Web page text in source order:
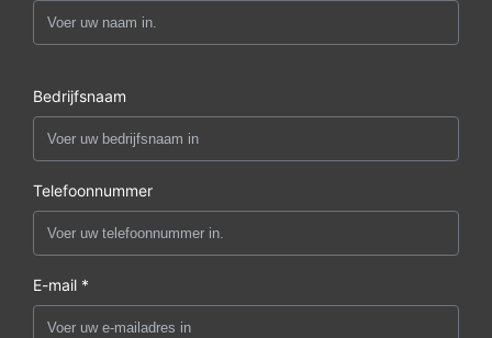
Bedrijfsnaam
Telefoonnummer
E-mail *